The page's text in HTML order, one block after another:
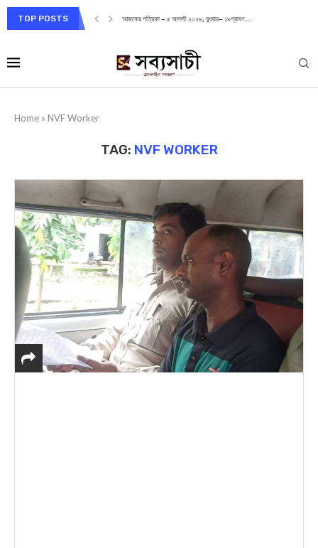
TOP POSTS আজকের পত্রিকা – ৫ আগস্ট ২০২৬, বুধবার– ১৯শ্রাবণ...
Home » NVF Worker
TAG: NVF WORKER